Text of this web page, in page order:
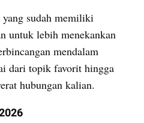
sudah memiliki
untuk lebih menekankan
mendalam
dari topik favorit hingga
hubungan kalian.